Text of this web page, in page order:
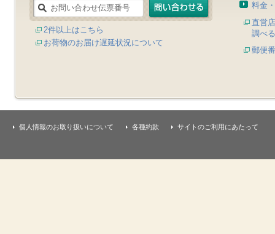
2件以上はこちら
お荷物のお届け遅延状況について
料金
直営
調べる
郵便
個人情報のお取り扱いについて 各種約款 サイトのご利用にあたって